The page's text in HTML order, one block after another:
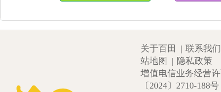
关于百田 | 联系我们
站地图
| 隐私政策
增值电信业务经营
〔2024〕2710-188号